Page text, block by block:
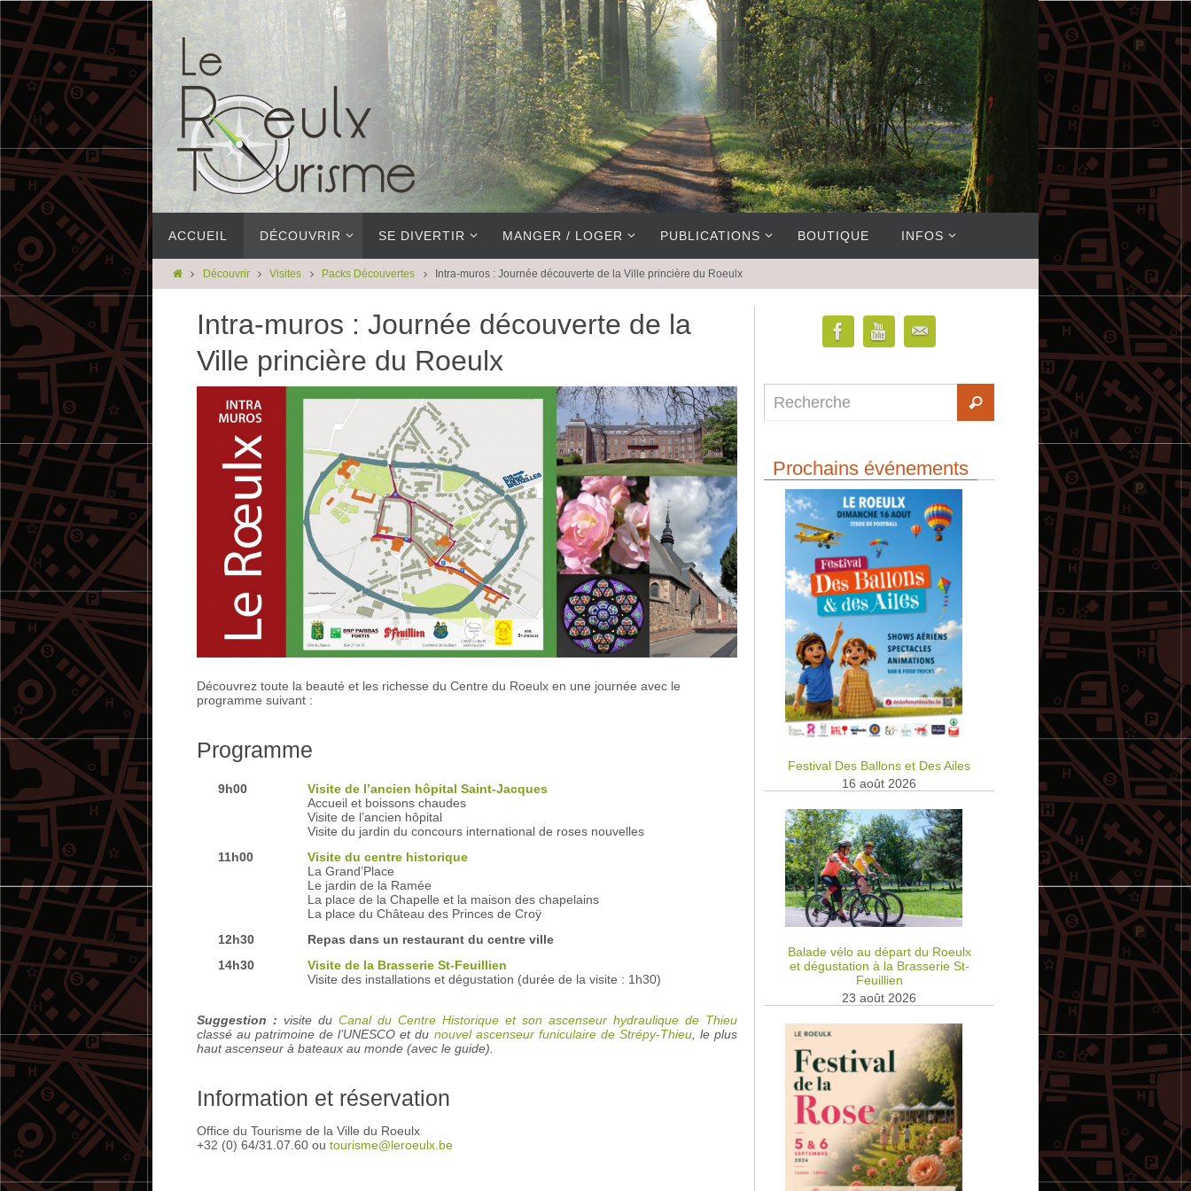
ACCUEIL DÉCOUVRIR SE DIVERTIR MANGER / LOGER PUBLICATIONS BOUTIQUE INFOS
Découvrir Visites Packs Découvertes Intra-muros : Journée découverte de la Ville princière du Roeulx
Intra-muros : Journée découverte de la
Ville princière du Roeulx
Découvrez toute la beauté et les richesse du Centre du Roeulx en une journée avec le
programme suivant :
Programme
9h00
Visite de l’ancien hôpital Saint-Jacques
Accueil et boissons chaudes
Visite de l’ancien hôpital
Visite du jardin du concours international de roses nouvelles
11h00
Visite du centre historique
La Grand’Place
Le jardin de la Ramée
La place de la Chapelle et la maison des chapelains
La place du Château des Princes de Croÿ
12h30
Repas dans un restaurant du centre ville
14h30
Visite de la Brasserie St-Feuillien
Visite des installations et dégustation (durée de la visite : 1h30)
Suggestion : visite du Canal du Centre Historique et son ascenseur hydraulique de Thieu
classé au patrimoine de l’UNESCO et du nouvel ascenseur funiculaire de Strépy-Thieu, le plus
haut ascenseur à bateaux au monde (avec le guide).
Information et réservation
Office du Tourisme de la Ville du Roeulx
+32 (0) 64/31.07.60 ou tourisme@leroeulx.be
Prochains événements
Festival Des Ballons et Des Ailes
16 août 2026
Balade vélo au départ du Roeulx
et dégustation à la Brasserie St-
Feuillien
23 août 2026